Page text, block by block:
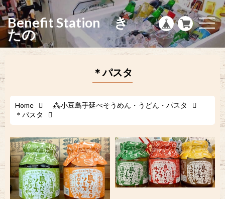
Benefit Station き
たの
t
o
g
g
g
o
＊パスタ
Home
⁂小豆島手延べそうめん・うどん・パスタ
＊パスタ
g
l
e
n
a
v
i
n